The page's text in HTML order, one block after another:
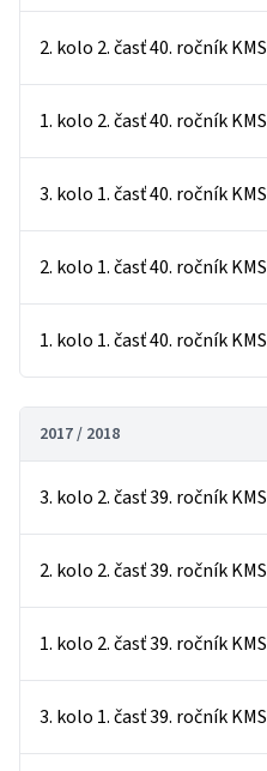
2. kolo 2. časť 40. ročník KMS
1. kolo 2. časť 40. ročník KMS
3. kolo 1. časť 40. ročník KMS
2. kolo 1. časť 40. ročník KMS
1. kolo 1. časť 40. ročník KMS
2017 / 2018
3. kolo 2. časť 39. ročník KMS
2. kolo 2. časť 39. ročník KMS
1. kolo 2. časť 39. ročník KMS
3. kolo 1. časť 39. ročník KMS